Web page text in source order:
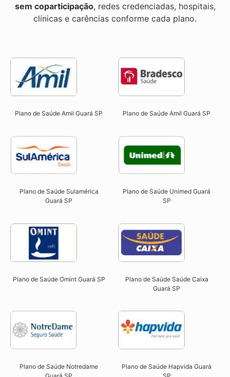
sem coparticipação, redes credenciadas, hospitais,
clínicas e carências conforme cada plano.
Plano de Saúde Amil Guará SP Plano de Saúde Amil Guará SP
Plano de Saúde Sulamérica
Guará SP
Plano de Saúde Unimed Guará
SP
Plano de Saúde Omint Guará SP​
Plano de Saúde Saúde Caixa
Guará SP​
Plano de Saúde Notredame
Plano de Saúde Hapvida Guará